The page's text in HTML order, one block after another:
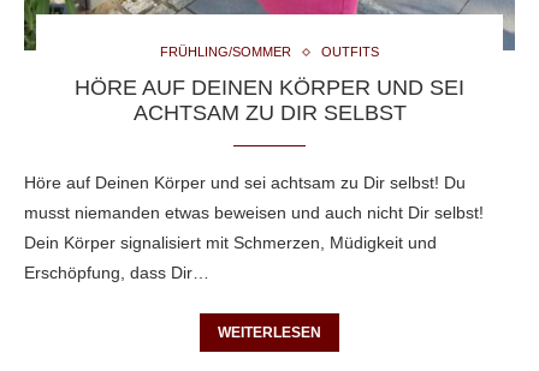
FRÜHLING/SOMMER OUTFITS
HÖRE AUF DEINEN KÖRPER UND SEI
ACHTSAM ZU DIR SELBST
Höre auf Deinen Körper und sei achtsam zu Dir selbst! Du
musst niemanden etwas beweisen und auch nicht Dir selbst!
Dein Körper signalisiert mit Schmerzen, Müdigkeit und
Erschöpfung, dass Dir…
WEITERLESEN